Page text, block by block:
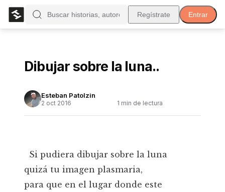
Regístrate Entrar
Dibujar sobre la luna..
Esteban Patolzin
2 oct 2016 1 min de lectura
Si pudiera dibujar sobre la luna
quizá tu imagen plasmaria,
para que en el lugar donde este